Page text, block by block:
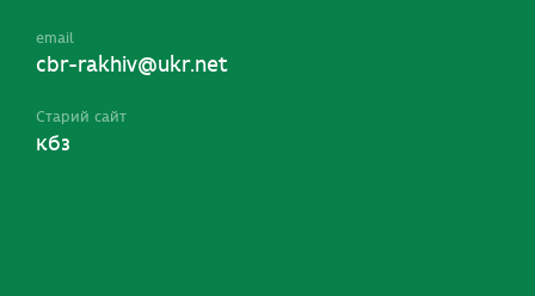
email
cbr-rakhiv@ukr.net
Старий сайт
кбз